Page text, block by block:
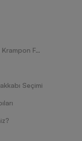
Krampon Nasıl Seçilir? FG ve AG Krampon Farkları Nelerdir?
Seçimi